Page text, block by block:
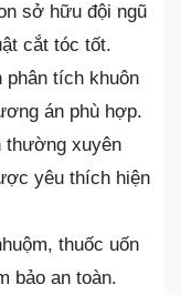
sở hữu đội ngũ
cắt tóc tốt.
phân tích khuôn
án phù hợp.
thường xuyên
yêu thích hiện
thuốc uốn
bảo an toàn.